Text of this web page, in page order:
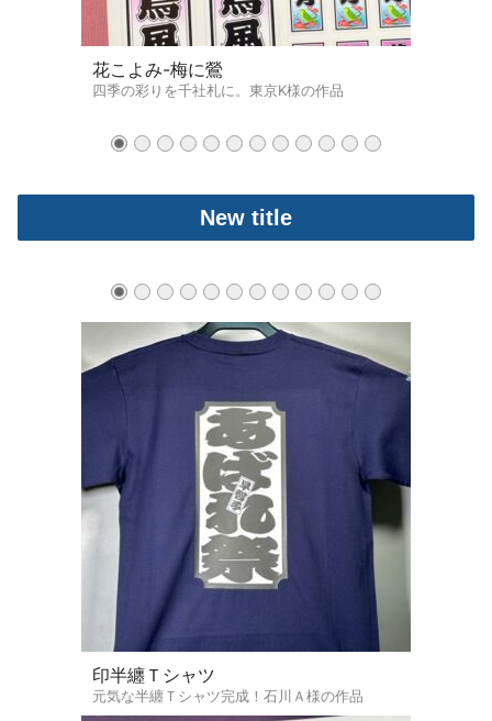
花こよみ-梅に鶯
四季の彩りを千社札に。東京K様の作品
New title
印半纏Ｔシャツ
元気な半纏Ｔシャツ完成！石川Ａ様の作品